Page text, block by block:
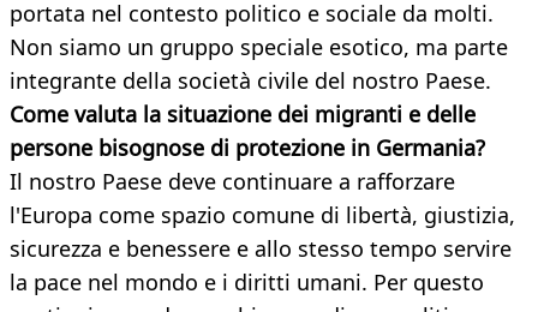
portata nel contesto politico e sociale da molti.
Non siamo un gruppo speciale esotico, ma parte
integrante della società civile del nostro Paese.
Come valuta la situazione dei migranti e delle
persone bisognose di protezione in Germania?
Il nostro Paese deve continuare a rafforzare
l'Europa come spazio comune di libertà, giustizia,
sicurezza e benessere e allo stesso tempo servire
la pace nel mondo e i diritti umani. Per questo